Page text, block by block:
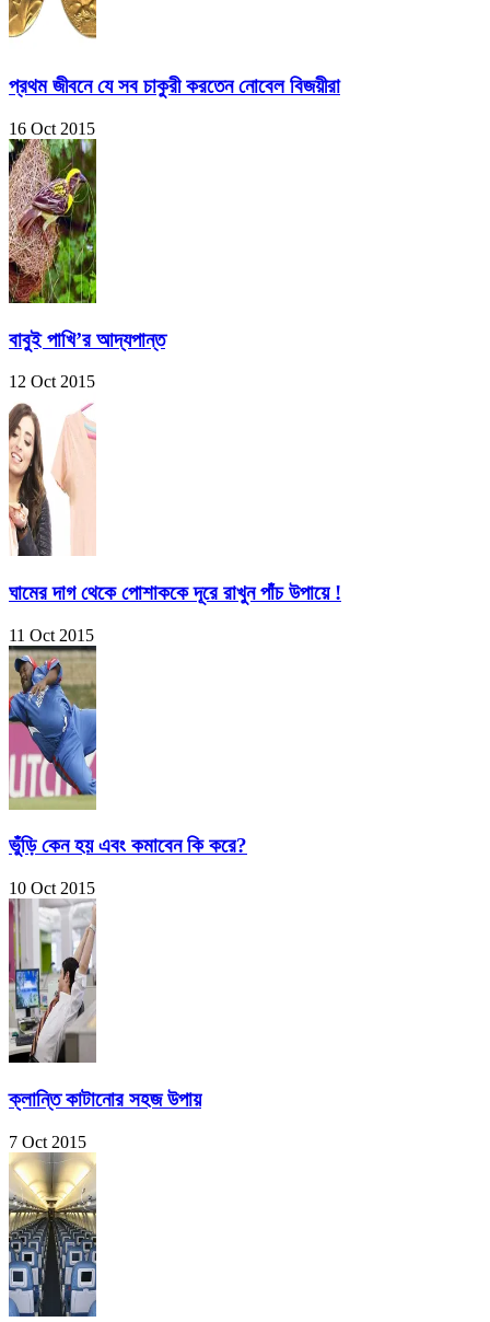
প্রথম জীবনে যে সব চাকুরী করতেন নোবেল বিজয়ীরা
16 Oct 2015
বাবুই পাখি’র আদ্যপান্ত
12 Oct 2015
ঘামের দাগ থেকে পোশাককে দূরে রাখুন পাঁচ উপায়ে !
11 Oct 2015
ভুঁড়ি কেন হয় এবং কমাবেন কি করে?
10 Oct 2015
ক্লান্তি কাটানোর সহজ উপায়
7 Oct 2015